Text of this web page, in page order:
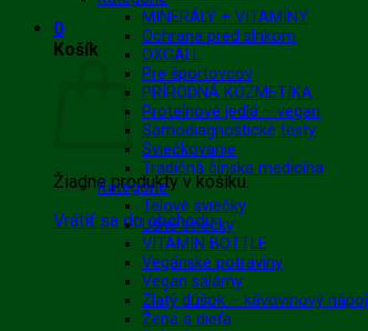
0
Košík
Žiadne produkty v košíku.
Vrátiť sa do obchodu
MINERÁLY + VITAMÍNY
Ochrana pred slnkom
OXGALL
Pre športovcov
PRÍRODNÁ KOZMETIKA
Proteínové jedlá – vegan
Samodiagnostické testy
Sviečkovanie
Tradičná čínska medicína
Kategórie
Telové sviečky
Ušné sviečky
VITAMIN BOTTLE
Vegánske potraviny
Vegan salámy
Zlatý dúšok – kávovinový nápoj
Žena a dieťa